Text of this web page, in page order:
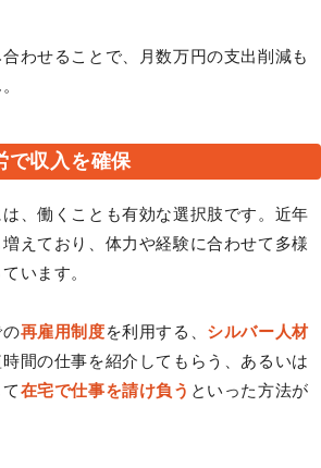
わせることで、月数万円の支出削減も
で収入を確保
、働くことも有効な選択肢です。近年
えており、体力や経験に合わせて多様
います。
再雇用制度を利用する、 シルバー人材
間の仕事を紹介してもらう、あるいは
在宅で仕事を請け負う といった方法が